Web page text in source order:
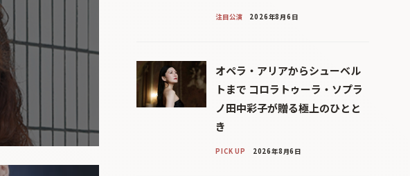
注目公演 2026年8月6日
オペラ・アリアからシューベル
トまで コロラトゥーラ・ソプラ
ノ田中彩子が贈る極上のひとと
き
PICK UP 2026年8月6日